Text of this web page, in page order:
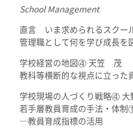
School Management
直言 いま求められるスク
管理職として何を学び成長を
学校経営の地図④ 天笠 茂
教科等横断的な視点に立った
学校現場の人づくり戦略④ 大
若手層教員育成の手法・体
─教員育成指標の活用